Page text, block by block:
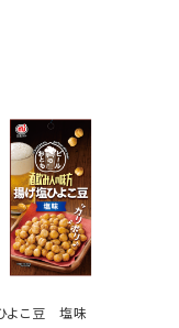
よこ豆 塩味